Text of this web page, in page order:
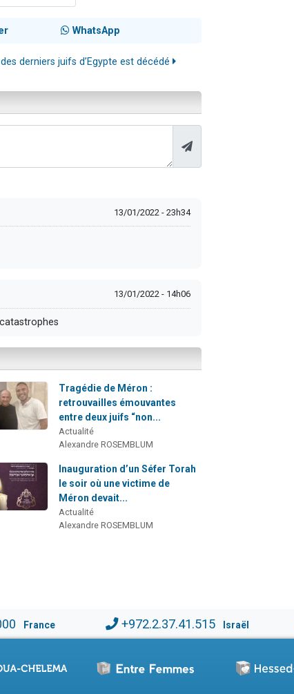
WhatsApp
derniers juifs d’Egypte est décédé
13/01/2022 - 23h34
13/01/2022 - 14h06
Tragédie de Méron :
retrouvailles émouvantes
entre deux juifs “non...
Actualité
Alexandre ROSEMBLUM
Inauguration d’un Séfer Torah
le soir où une victime de
Méron devait...
Actualité
Alexandre ROSEMBLUM
France +972.2.37.41.515 Israël